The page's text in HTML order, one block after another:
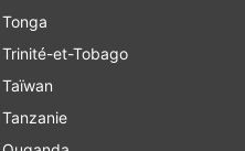
Tonga
Trinité-et-Tobago
Taïwan
Tanzanie